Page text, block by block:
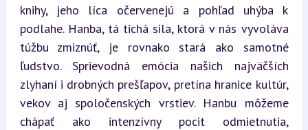
knihy, jeho líca očervenejú a pohľad uhýba k
podlahe. Hanba, tá tichá sila, ktorá v nás vyvoláva
túžbu zmiznúť, je rovnako stará ako samotné
ľudstvo. Sprievodná emócia našich najväčších
zlyhaní i drobných prešľapov, pretína hranice kultúr,
vekov aj spoločenských vrstiev. Hanbu môžeme
chápať ako intenzívny pocit odmietnutia,